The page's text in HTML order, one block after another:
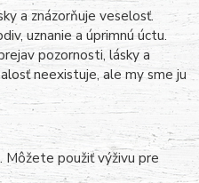
a znázorňuje veselosť.
uznanie a úprimnú úctu.
pozornosti, lásky a
neexistuje, ale my sme ju
Môžete použiť výživu pre